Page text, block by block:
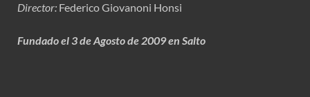
Director: Federico Giovanoni Honsi
Fundado el 3 de Agosto de 2009 en Salto